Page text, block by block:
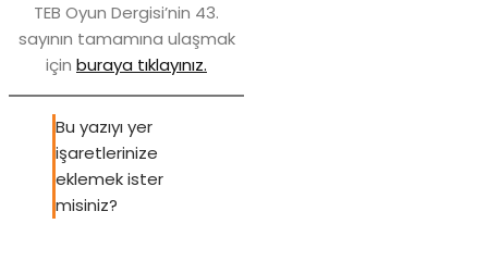
TEB Oyun Dergisi’nin 43.
sayının tamamına ulaşmak
için buraya tıklayınız.
Bu yazıyı yer
işaretlerinize
eklemek ister
misiniz?